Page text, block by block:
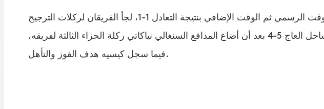
وبعد انتهاء الوقت الرسمي ثم الوقت الإضافي بنتيجة التعادل 1-1، لجأ الفريقان لركلات الترجيح
وفازت فيها ساحل العاج 5-4 بعد أن أضاع المدافع السنغالي نياكاتي ركلة الجزاء الثالثة لفريقه،
فيما سجل كيسيه هدف الفوز والتأهل.